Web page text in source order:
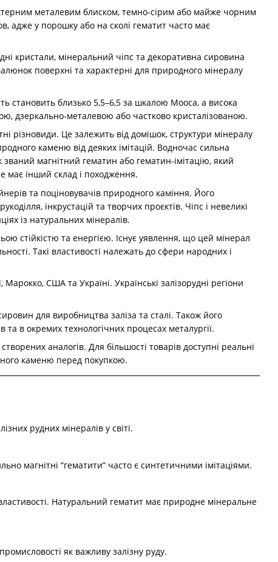
металевим блиском, темно-сірим або майже чорним
адже у порошку або на сколі гематит часто має
кристали, мінеральний чіпс та декоративна сировина
поверхні та характерні для природного мінералу
становить близько 5,5–6,5 за шкалою Мооса, а висока
дзеркально-металевою або частково кристалізованою.
різновиди. Це залежить від домішок, структури мінералу
каменю від деяких імітацій. Водночас сильна
магнітний гематин або гематин-імітацію, який
має інший склад і походження.
та поціновувачів природного каміння. Його
інкрустацій та творчих проєктів. Чіпс і невеликі
із натуральних мінералів.
стійкістю та енергією. Існує уявлення, що цей мінерал
Такі властивості належать до сфери народних і
США та Україні. Українські залізорудні регіони
для виробництва заліза та сталі. Також його
та в окремих технологічних процесах металургії.
аналогів. Для більшості товарів доступні реальні
каменю перед покупкою.
рудних мінералів у світі.
магнітні “гематити” часто є синтетичними імітаціями.
Натуральний гематит має природне мінеральне
як важливу залізну руду.